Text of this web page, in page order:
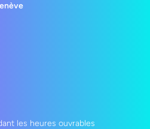
les heures ouvrables